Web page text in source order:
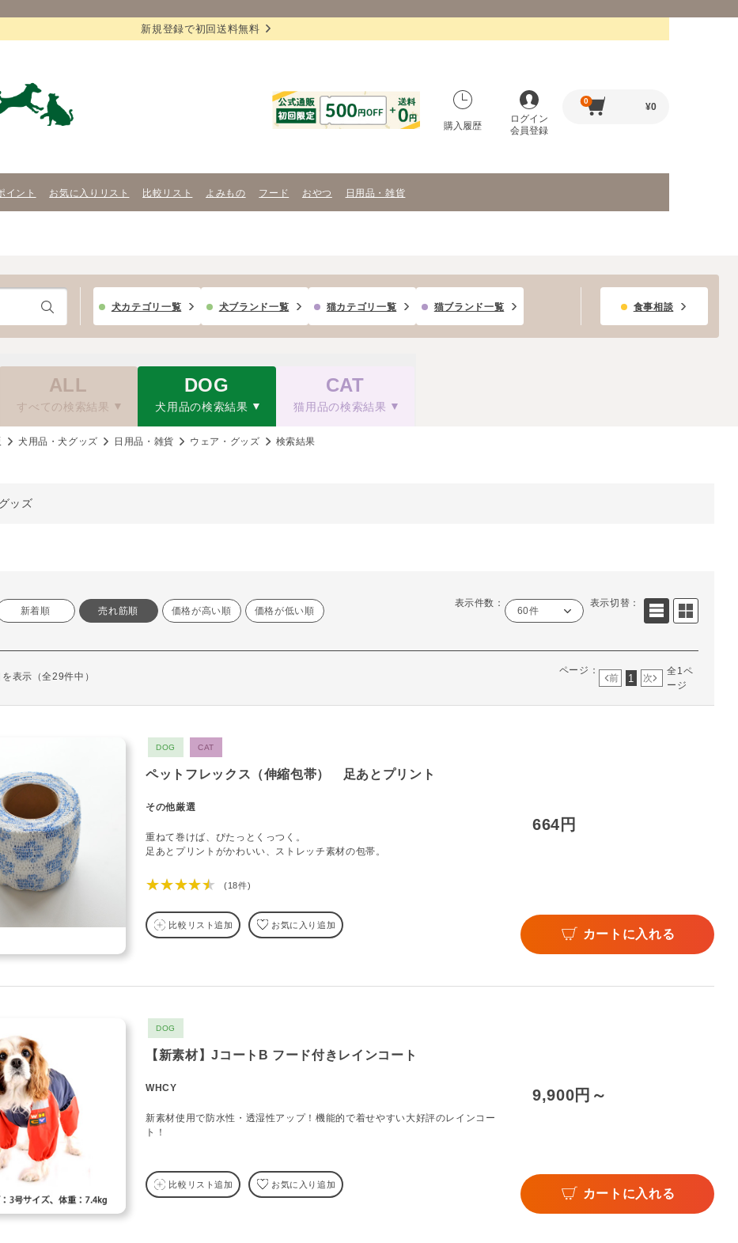
新規登録で初回送料無料
購入履歴
ログイン
会員登録
0
¥0
イント お気に入りリスト 比較リスト よみもの フード おやつ 日用品・雑貨
犬カテゴリ一覧 犬ブランド一覧 猫カテゴリ一覧 猫ブランド一覧 食事相談
ALL
すべての検索結果
DOG
犬用品の検索結果
CAT
猫用品の検索結果
犬用品・犬グッズ 日用品・雑貨 ウェア・グッズ 検索結果
ッズ
新着順 売れ筋順 価格が高い順 価格が低い順
表示件数：
60件
表示切替：
表示（全29件中）
ページ：
前 1 次
全1ペ
ージ
DOG CAT
ペットフレックス（伸縮包帯） 足あとプリント
その他厳選
重ねて巻けば、ぴたっとくっつく。
足あとプリントがかわいい、ストレッチ素材の包帯。
★★★★★ (18件)
比較リスト追加 お気に入り追加
664円
カートに入れる
DOG
【新素材】JコートB フード付きレインコート
WHCY
新素材使用で防水性・透湿性アップ！機能的で着せやすい大好評のレインコー
ト！
比較リスト追加 お気に入り追加
9,900円～
カートに入れる